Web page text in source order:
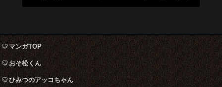
マンガTOP
おそ松くん
ひみつのアッコちゃん